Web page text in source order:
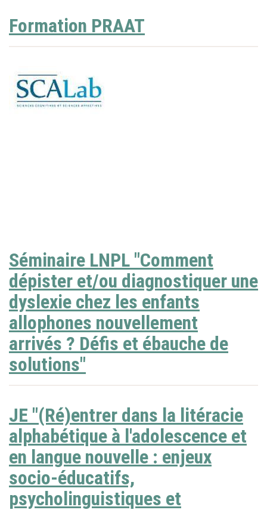
Formation PRAAT
Séminaire LNPL "Comment
dépister et/ou diagnostiquer une
dyslexie chez les enfants
allophones nouvellement
arrivés ? Défis et ébauche de
solutions"
JE "(Ré)entrer dans la litéracie
alphabétique à l'adolescence et
en langue nouvelle : enjeux
socio-éducatifs,
psycholinguistiques et